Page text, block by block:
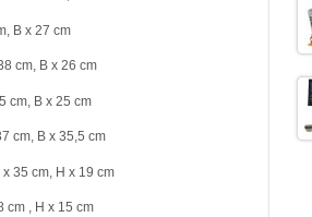
B x 27 cm
cm, B x 26 cm
cm, B x 25 cm
cm, B x 35,5 cm
x 35 cm, H x 19 cm
cm , H x 15 cm